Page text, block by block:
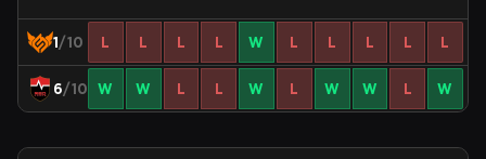
1/10 L L L L W L L L L L
6/10 W W L L W L W W L W